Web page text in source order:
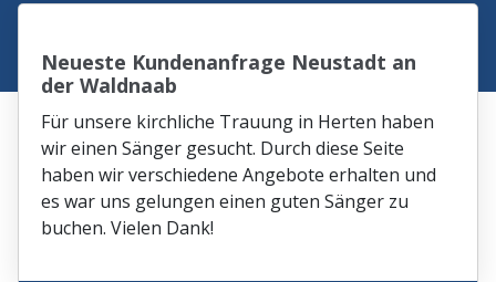
Neueste Kundenanfrage Neustadt an
der Waldnaab
Für unsere kirchliche Trauung in Herten haben
wir einen Sänger gesucht. Durch diese Seite
haben wir verschiedene Angebote erhalten und
es war uns gelungen einen guten Sänger zu
buchen. Vielen Dank!